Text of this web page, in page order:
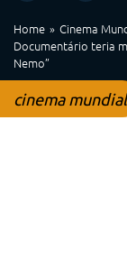
Home
Cinema
Documentário teria
Nemo”
cinema mundial